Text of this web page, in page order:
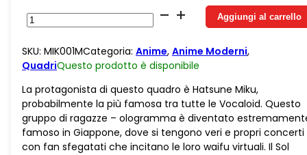
Juta
Hatsune
Primo
Piano
quantità
Aggiungi al carrello
SKU: MIK001MCategoria: Anime, Anime Moderni,
QuadriQuesto prodotto è disponibile
La protagonista di questo quadro è Hatsune Miku,
probabilmente la più famosa tra tutte le Vocaloid. Questo
gruppo di ragazze – ologramma è diventato
famoso in Giappone, dove si tengono veri e propri concerti
con fan sfegatati che incitano le loro waifu virtuali. Il Sol